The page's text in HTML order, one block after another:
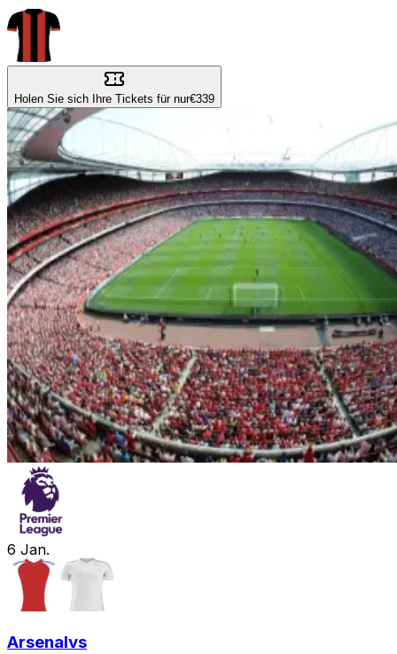
Holen Sie sich Ihre Tickets für nur€339
6 Jan.
Arsenalvs